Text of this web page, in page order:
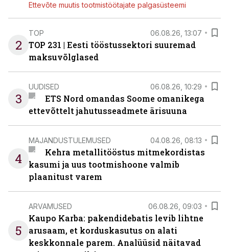
Ettevõte muutis tootmistöötajate palgasüsteemi
2
TOP 06.08.26, 13:07
TOP 231 | Eesti tööstussektori suuremad
maksuvõlglased
3
UUDISED 06.08.26, 10:29
ETS Nord omandas Soome omanikega
ettevõttelt jahutusseadmete ärisuuna
4
MAJANDUSTULEMUSED 04.08.26, 08:13
Kehra metallitööstus mitmekordistas
kasumi ja uus tootmishoone valmib
plaanitust varem
5
ARVAMUSED 06.08.26, 09:03
Kaupo Karba: pakendidebatis levib lihtne
arusaam, et korduskasutus on alati
keskkonnale parem. Analüüsid näitavad